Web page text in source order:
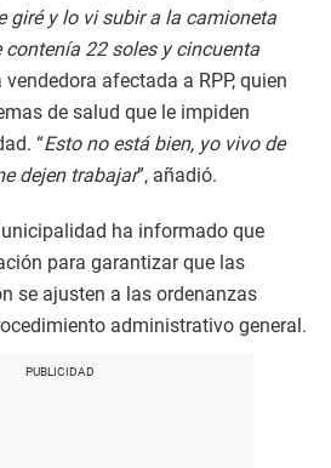
giré y lo vi subir a la camioneta
contenía 22 soles y cincuenta
vendedora afectada a RPP, quien
de salud que le impiden
“Esto no está bien, yo vivo de
dejen trabajar”, añadió.
ha informado que
para garantizar que las
se ajusten a las ordenanzas
administrativo general.